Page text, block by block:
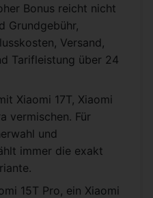
Bonus reicht nicht
Grundgebühr,
Versand,
Tarifleistung über 24
Xiaomi 17T, Xiaomi
vermischen. Für
und
immer die exakt
15T Pro, ein Xiaomi